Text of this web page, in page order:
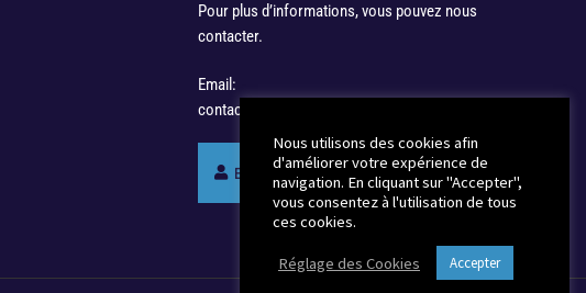
Pour plus d’informations, vous pouvez nous
contacter.
Email:
contact@synergienotaires.fr
Espace membres Synergie
Nous utilisons des cookies afin
d'améliorer votre expérience de
navigation. En cliquant sur "Accepter",
vous consentez à l'utilisation de tous
ces cookies.
Réglage des Cookies Accepter